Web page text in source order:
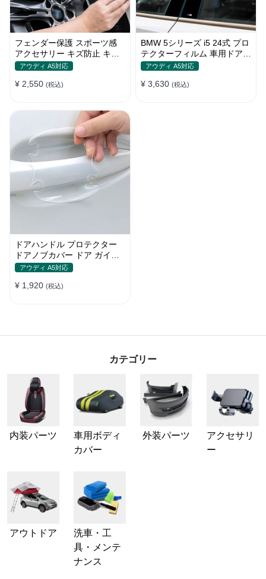
フェンダー保護 スポーツ感
アクセサリー キズ防止 キズ
隠し プロテクションステッカ
アウディ A5対応
¥ 2,550 (税込)
BMW 5シリーズ i5 24式 プロ
テクターフィルム 車用ドアフ
ィルム 車包装フィルム チッ
アウディ A5対応
¥ 3,630 (税込)
ドアハンドル プロテクター
ドアノブカバー ドア ガイド
傷防止透明シール カバー ス
ブガード 保護 外装 シール
アウディ A5対応
¥ 1,920 (税込)
カテゴリー
内装パーツ
車用ボディ
カバー
外装パーツ
アクセサリ
ー
アウトドア
洗車・工
具・メンテ
ナンス